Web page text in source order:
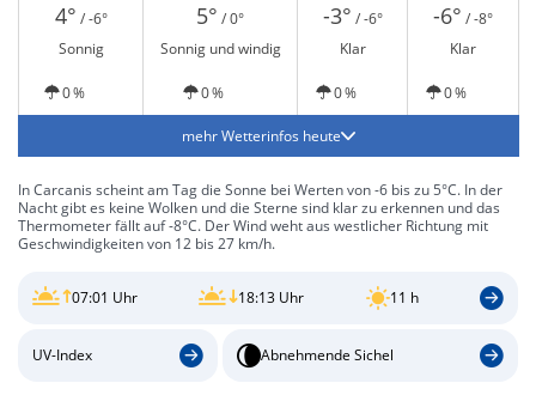
4° / -6° 5° / 0° -3° / -6° -6° / -8°
Sonnig
Sonnig und windig Klar Klar
0 % 0 % 0 % 0 %
mehr Wetterinfos heute
In Carcanis scheint am Tag die Sonne bei Werten von -6 bis zu 5°C. In der
Nacht gibt es keine Wolken und die Sterne sind klar zu erkennen und das
Thermometer fällt auf -8°C. Der Wind weht aus westlicher Richtung mit
Geschwindigkeiten von 12 bis 27 km/h.
07:01 Uhr 18:13 Uhr 11 h
UV-Index Abnehmende Sichel